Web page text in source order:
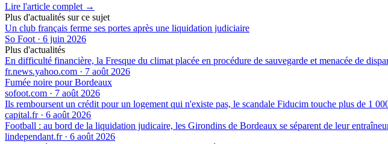
Lire l'article complet →
Plus d'actualités sur ce sujet
Un club français ferme ses portes après une liquidation judiciaire
So Foot · 6 juin 2026
Plus d'actualités
En difficulté financière, la Fresque du climat placée en procédure de sauvegarde et menacée de
fr.news.yahoo.com · 7 août 2026
Fumée noire pour Bordeaux
sofoot.com · 7 août 2026
Ils remboursent un crédit pour un logement qui n'existe pas, le scandale Fiducim touche plus de 1
capital.fr· 6 août 2026
Football : au bord de la liquidation judicaire, les Girondins de Bordeaux se séparent de leur
lindependant.fr· 6 août 2026